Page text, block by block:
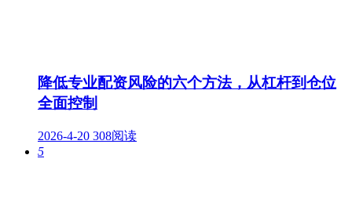
降低专业配资风险的六个方法，从杠杆到仓位
全面控制
2026-4-20 308阅读
5